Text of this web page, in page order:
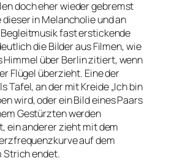
doch eher wieder gebremst
in Melancholie und an
fast erstickende
die Bilder aus Filmen, wie
Himmel über Berlinzitiert, wenn
Flügel überzieht. Eine der
Tafel, an der mit Kreide„Ich bin
wird, oder ein Bild eines Paars
Gestürzten werden
ein anderer zieht mit dem
auf dem
Strich endet.